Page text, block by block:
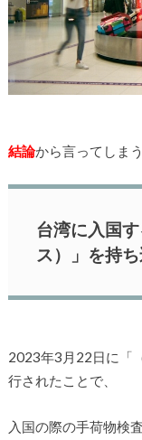
結論から言ってしまう
台湾に入国
ス）」を持
2023年3月22日に「
行されたことで、
入国の際の手荷物検